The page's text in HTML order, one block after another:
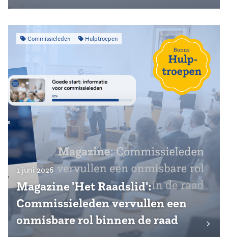
Commissieleden Hulptroepen
1 juni 2026
Magazine 'Het Raadslid':
Commissieleden vervullen een
onmisbare rol binnen de raad